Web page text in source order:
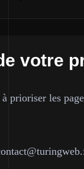
votre
prioriser les